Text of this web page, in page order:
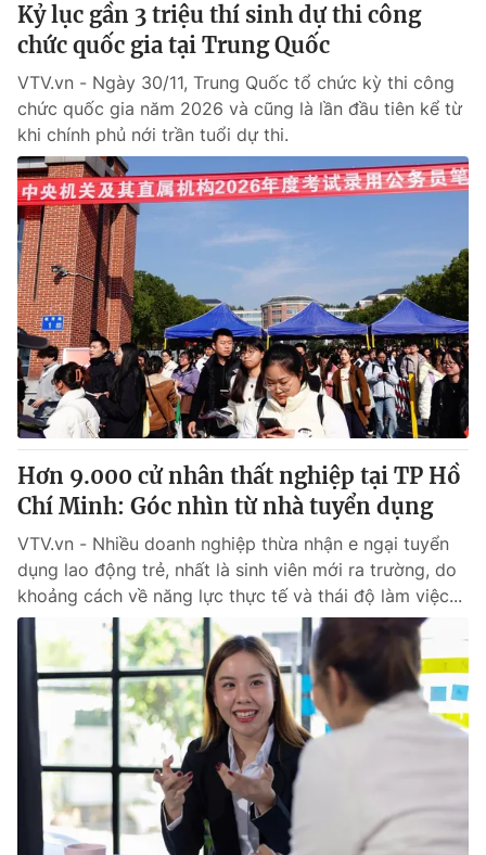
Góc doanh nghiệp
Truyền hình
Phim VTV
Hậu trường
Nhân vật
Khán giả
Giải sao mai
Giải trí
Điện ảnh
Âm nhạc
Sao
Đời sống
Du lịch
Làm đẹp
Chất lượng cuộc sống
Giáo dục
Tuyển sinh
Học trực tuyến
Công nghệ
Hitech Công nghệ tương lai
Sản phẩm
Thị trường
Tư vấn
Giao lưu trực tuyến
Lịch phát sóng
Chuyên mục khác
Emagazine Podcast
Photo Infographic
Video Shorts video
VTV Money VTV Thể thao
VTV Sức khoẻ Bất động sản
Thị trường 24h Tấm lòng Việt
Kỷ lục gần 3 triệu thí sinh dự thi công
chức quốc gia tại Trung Quốc
VTV.vn - Ngày 30/11, Trung Quốc tổ chức kỳ thi công
chức quốc gia năm 2026 và cũng là lần đầu tiên kể từ
khi chính phủ nới trần tuổi dự thi.
Hơn 9.000 cử nhân thất nghiệp tại TP Hồ
Chí Minh: Góc nhìn từ nhà tuyển dụng
VTV.vn - Nhiều doanh nghiệp thừa nhận e ngại tuyển
dụng lao động trẻ, nhất là sinh viên mới ra trường, do
khoảng cách về năng lực thực tế và thái độ làm việc...